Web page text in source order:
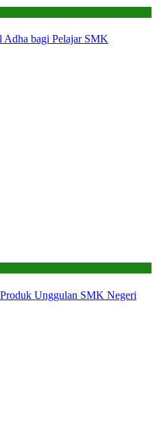
bagi Pelajar SMK
Unggulan SMK Negeri